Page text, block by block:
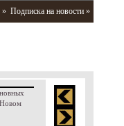
» Подписка на новости »